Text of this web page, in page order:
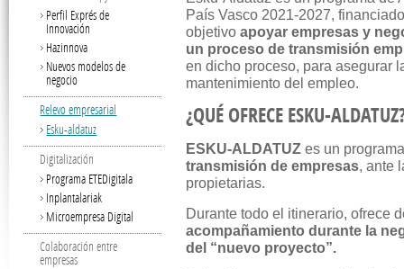
País Vasco 2021-2027,
objetivoapoyar empresas y
un proceso de transmisión
en dicho proceso, para asegurar
mantenimiento del empleo.
¿QUÉ OFRECE ESKU-ALDATUZ
ESKU-ALDATUZes un
transmisión de empresas, ante
propietarias.
Durante todo el itinerario, ofrece
acompañamiento durante la
del “nuevo proyecto”.
Perfil Exprés de
Innovación
Hazinnova
Nuevos modelos de
negocio
Relevo empresarial
Esku-aldatuz
Digitalización
Programa ETEDigitala
Inplantalariak
Microempresa Digital
Colaboración entre
empresas